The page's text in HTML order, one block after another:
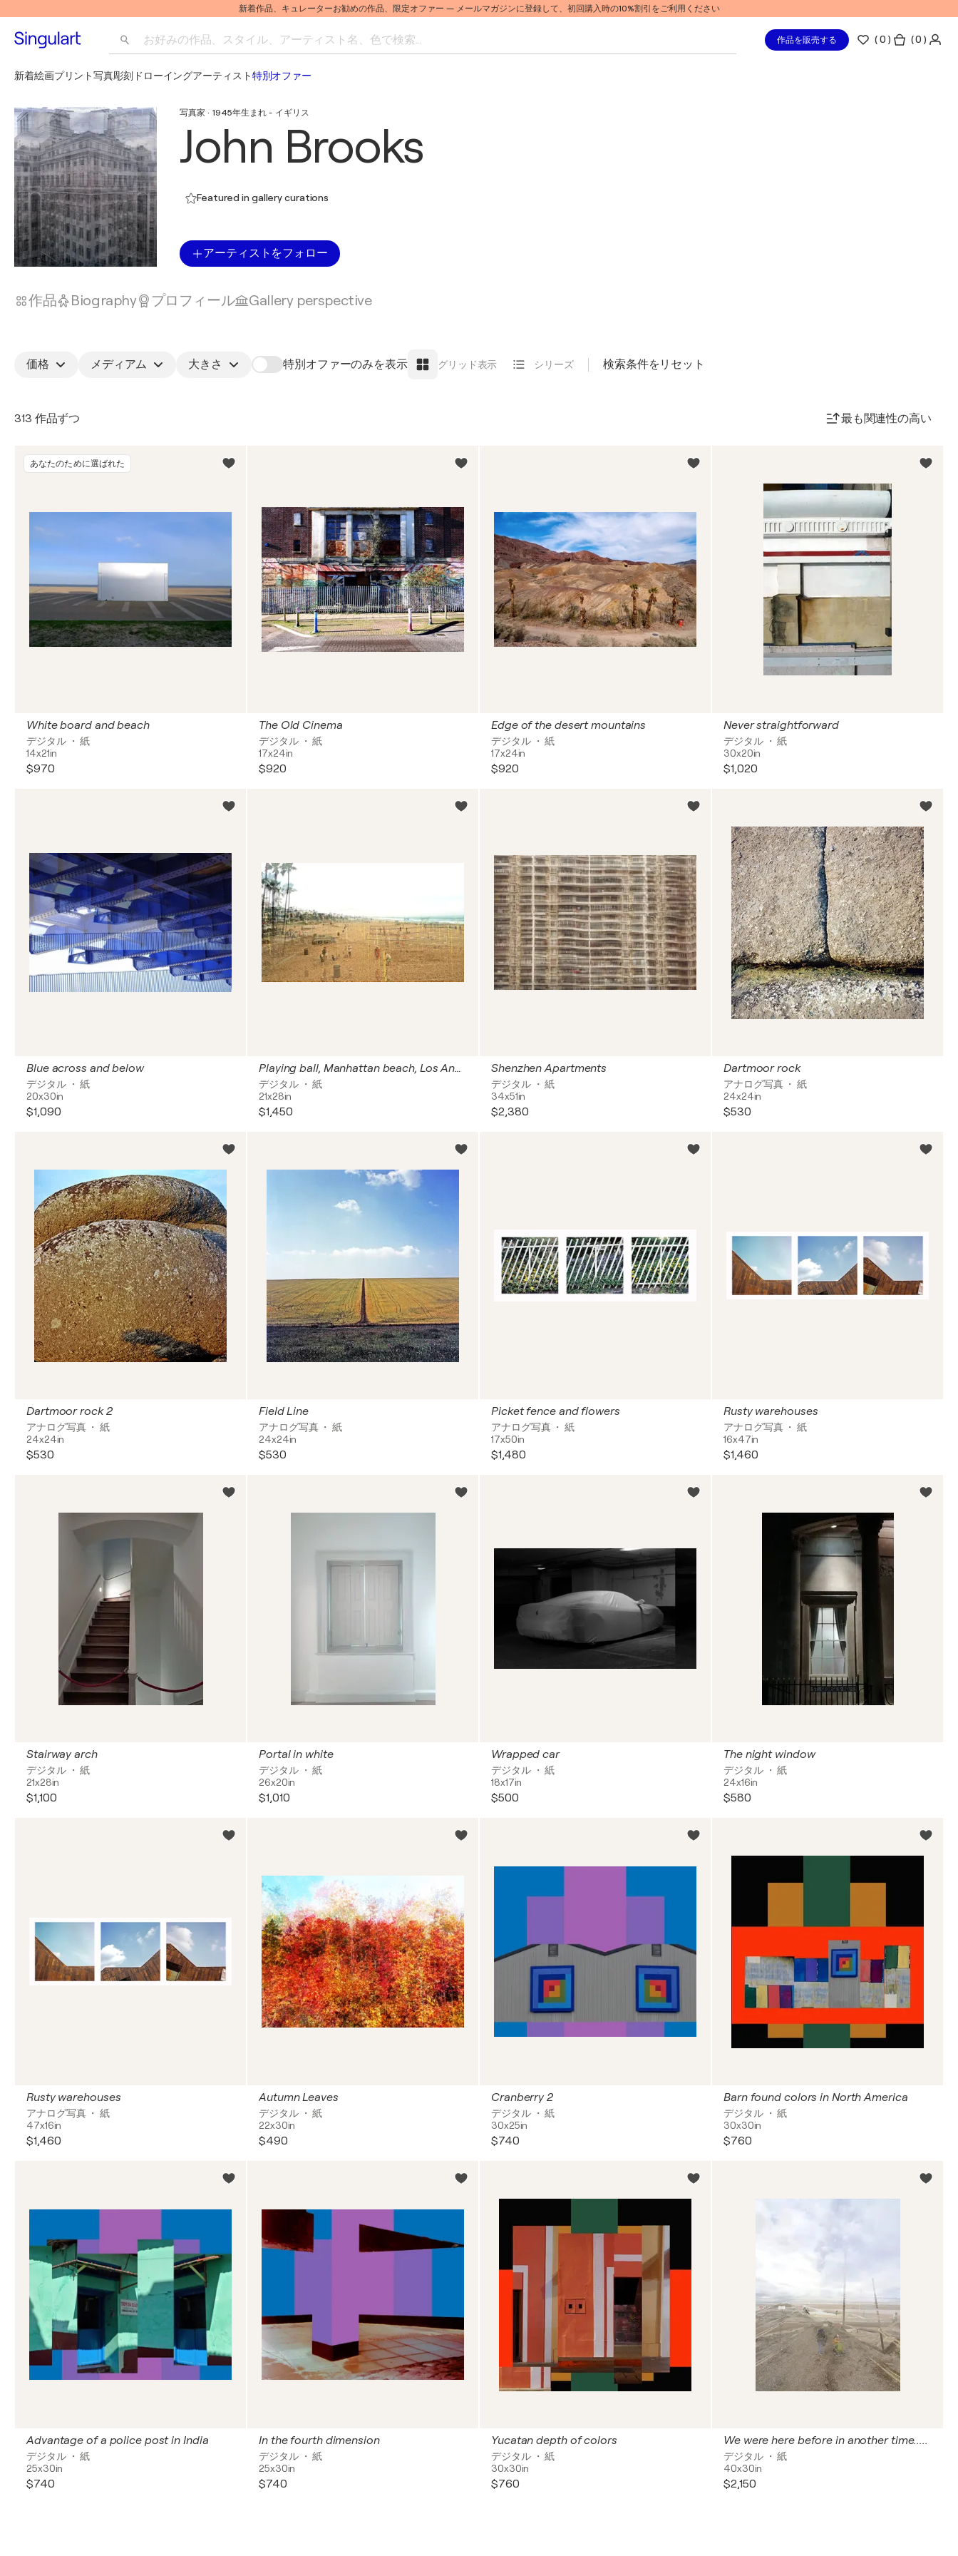
新着作品、キュレーターお勧めの作品、限定オファー — メールマガジンに登録して、初回購入時の10%割引をご利用ください
お好みの作品、スタイル、アーティスト名、色で検索... 作品を販売する (0 ) ( 0 )
新着絵画プリント写真彫刻 ドローイングアーティスト特別オファー
写真家 · 1945年生まれ - イギリス
John Brooks
Featured in gallery curations
アーティストをフォロー
作品 Biography プロフィール Gallery perspective
価格 メディアム 大きさ 特別オファーのみを表示 グリッド表示 シリーズ 検索条件をリセット
313 作品ずつ 最も関連性の高い
あなたのために選ばれた
White board and beach
デジタル ・ 紙
14x21in
$970
The Old Cinema
デジタル ・ 紙
17x24in
$920
Edge of the desert mountains
デジタル ・ 紙
17x24in
$920
Never straightforward
デジタル ・ 紙
30x20in
$1,020
Blue across and below
デジタル ・ 紙
20x30in
$1,090
Playing ball, Manhattan beach, Los Angeles
デジタル ・ 紙
21x28in
$1,450
Shenzhen Apartments
デジタル ・ 紙
34x51in
$2,380
Dartmoor rock
アナログ写真 ・ 紙
24x24in
$530
Dartmoor rock 2
アナログ写真 ・ 紙
24x24in
$530
Field Line
アナログ写真 ・ 紙
24x24in
$530
Picket fence and flowers
アナログ写真 ・ 紙
17x50in
$1,480
Rusty warehouses
アナログ写真 ・ 紙
16x47in
$1,460
Stairway arch
デジタル ・ 紙
21x28in
$1,100
Portal in white
デジタル ・ 紙
26x20in
$1,010
Wrapped car
デジタル ・ 紙
18x17in
$500
The night window
デジタル ・ 紙
24x16in
$580
Rusty warehouses
アナログ写真 ・ 紙
47x16in
$1,460
Autumn Leaves
デジタル ・ 紙
22x30in
$490
Cranberry 2
デジタル ・ 紙
30x25in
$740
Barn found colors in North America
デジタル ・ 紙
30x30in
$760
Advantage of a police post in India
デジタル ・ 紙
25x30in
$740
In the fourth dimension
デジタル ・ 紙
25x30in
$740
Yucatan depth of colors
デジタル ・ 紙
30x30in
$760
We were here before in another time.....
デジタル ・ 紙
40x30in
$2,150